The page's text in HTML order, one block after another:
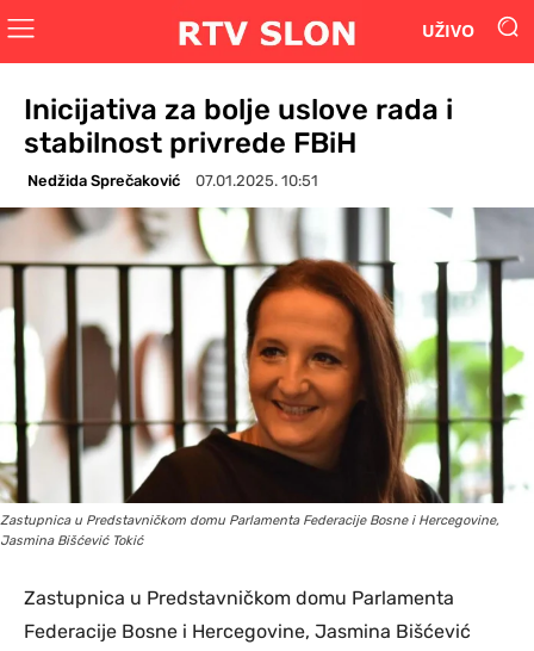
UŽIVO
Inicijativa za bolje uslove rada i
stabilnost privrede FBiH
Nedžida Sprečaković 07.01.2025. 10:51
Zastupnica u Predstavničkom domu Parlamenta Federacije Bosne i Hercegovine,
Jasmina Bišćević Tokić
Zastupnica u Predstavničkom domu Parlamenta
Federacije Bosne i Hercegovine, Jasmina Bišćević